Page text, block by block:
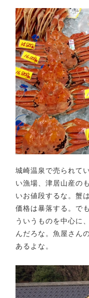
城崎温泉で売られて
い漁場、津居山産の
いお値段するな。蟹
価格は暴落する。で
ういうものを中心に
んだろな。魚屋さん
あるよな。